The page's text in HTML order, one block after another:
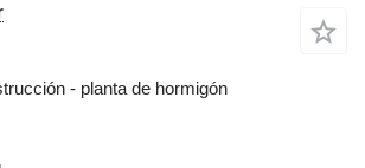
- planta de hormigón